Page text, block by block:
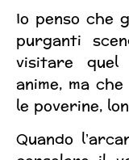
Io penso che
purganti
visitare
anime, ma
le poverine,
Quando